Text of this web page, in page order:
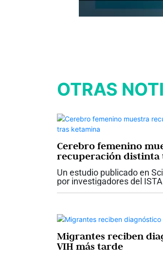
OTRAS
Cerebro femenino
recuperación distinta
Un estudio publicado en
por investigadores del
Migrantes reciben
VIH más tarde